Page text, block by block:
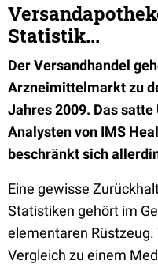
Statistik...
Der Versandhandel
Arzneimittelmarkt zu
Jahres 2009. Das
Analysten von IMS
beschränkt sich
Eine gewisse
Statistiken gehört im
elementaren
Vergleich zu einem